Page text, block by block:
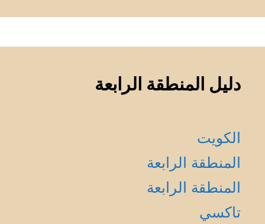
دليل المنطقة الرابعة
الكويت
المنطقة الرابعة
المنطقة الرابعة
تاكسي